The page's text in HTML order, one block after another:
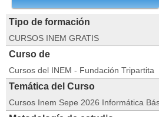
Tipo de formación
CURSOS INEM GRATIS
Curso de
Cursos del INEM - Fundación Tripartita
Temática del Curso
Cursos Inem Sepe 2026 Informática